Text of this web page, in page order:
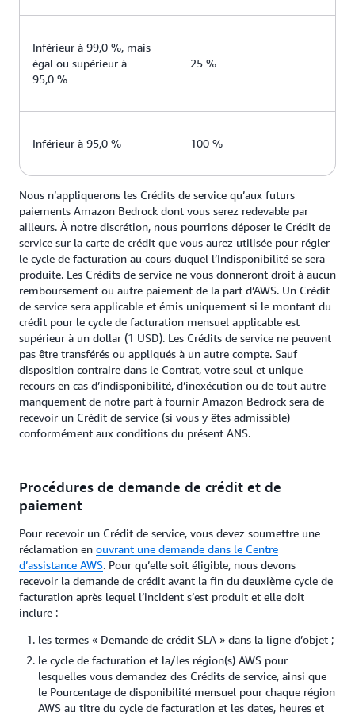
Inférieur à 99,0 %, mais
égal ou supérieur à
95,0 %
25 %
Inférieur à 95,0 % 100 %
Nous n’appliquerons les Crédits de service qu’aux futurs
paiements Amazon Bedrock dont vous serez redevable par
ailleurs. À notre discrétion, nous pourrions déposer le Crédit de
service sur la carte de crédit que vous aurez utilisée pour régler
le cycle de facturation au cours duquel l’Indisponibilité se sera
produite. Les Crédits de service ne vous donneront droit à aucun
remboursement ou autre paiement de la part d’AWS. Un Crédit
de service sera applicable et émis uniquement si le montant du
crédit pour le cycle de facturation mensuel applicable est
supérieur à un dollar (1 USD). Les Crédits de service ne peuvent
pas être transférés ou appliqués à un autre compte. Sauf
disposition contraire dans le Contrat, votre seul et unique
recours en cas d’indisponibilité, d’inexécution ou de tout autre
manquement de notre part à fournir Amazon Bedrock sera de
recevoir un Crédit de service (si vous y êtes admissible)
conformément aux conditions du présent ANS.
Procédures de demande de crédit et de
paiement
Pour recevoir un Crédit de service, vous devez soumettre une
réclamation en ouvrant une demande dans le Centre
d’assistance AWS. Pour qu’elle soit éligible, nous devons
recevoir la demande de crédit avant la fin du deuxième cycle de
facturation après lequel l’incident s’est produit et elle doit
inclure :
les termes « Demande de crédit SLA » dans la ligne d’objet ;
le cycle de facturation et la/les région(s) AWS pour
lesquelles vous demandez des Crédits de service, ainsi que
le Pourcentage de disponibilité mensuel pour chaque région
AWS au titre du cycle de facturation et les dates, heures et